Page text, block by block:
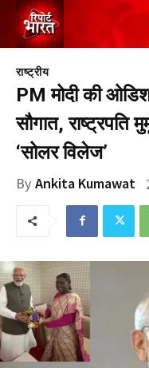
राष्ट्रीय
PM मोदी की
सौगात, राष्ट्रपति
‘सोलर विलेज’
By Ankita Kumawat